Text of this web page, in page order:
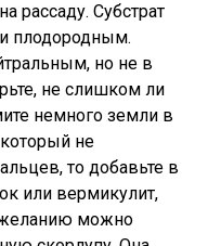
рассаду. Субстрат
плодородным.
но не в
не слишком ли
немного земли в
не
то добавьте в
или вермикулит,
можно